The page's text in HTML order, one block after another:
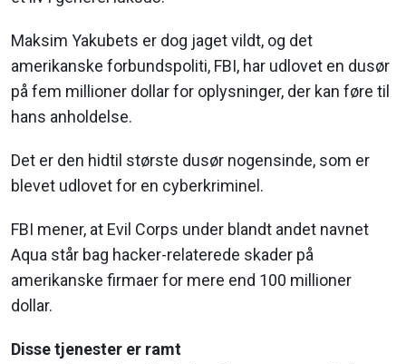
Maksim Yakubets er dog jaget vildt, og det
amerikanske forbundspoliti, FBI, har udlovet en dusør
på fem millioner dollar for oplysninger, der kan føre til
hans anholdelse.
Det er den hidtil største dusør nogensinde, som er
blevet udlovet for en cyberkriminel.
FBI mener, at Evil Corps under blandt andet navnet
Aqua står bag hacker-relaterede skader på
amerikanske firmaer for mere end 100 millioner
dollar.
Disse tjenester er ramt